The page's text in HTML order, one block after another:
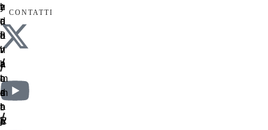
CONTATTI
/
/